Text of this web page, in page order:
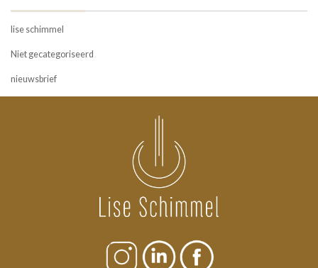
lise schimmel
Niet gecategoriseerd
nieuwsbrief